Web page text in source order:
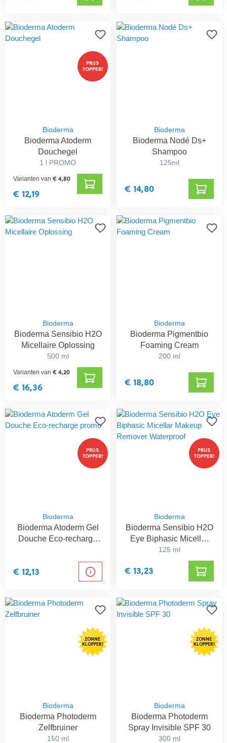
PRIJS
TOPPER!
Bioderma
Bioderma Atoderm
Douchegel
1 l PROMO
Varianten van€ 4,80
€ 12,19
Bioderma
Bioderma Nodé Ds+
Shampoo
125ml
€ 14,80
Bioderma
Bioderma Sensibio H2O
Micellaire Oplossing
500 ml
Varianten van€ 4,20
€ 16,36
Bioderma
Bioderma Pigmentbio
Foaming Cream
200 ml
€ 18,80
PRIJS
TOPPER!
Bioderma
Bioderma Atoderm Gel
Douche Eco-recharge
€ 12,13
PRIJS
TOPPER!
Bioderma
Bioderma Sensibio H2O
Eye Biphasic Micellar
Makeup Remover
Waterproof
125 ml
€ 13,23
ZONNE
KLOPPER!
Bioderma
Bioderma Photoderm
Zelfbruiner
150 ml
ZONNE
KLOPPER!
Bioderma
Bioderma Photoderm
Spray Invisible SPF 30
300 ml